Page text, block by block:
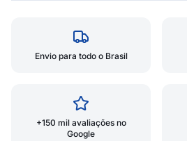
Envio para todo o Brasil
+150 mil avaliações no
Google